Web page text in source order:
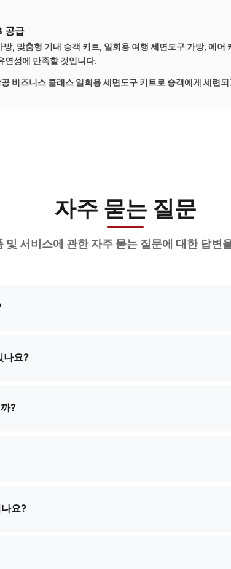
공급
방, 맞춤형 기내 승객 키트, 일회용 여행 세면도구 가방, 에어
연성에 만족할 것입니다.
비즈니스 클래스 일회용 세면도구 키트로 승객에게 세련
자주 묻는 질문
및 서비스에 관한 자주 묻는 질문에 대한 답변
제공하여 고객님의 특정 요구 사항을 충족시킵니다.
나요?
위해 협력하겠습니다.
?
요?
.